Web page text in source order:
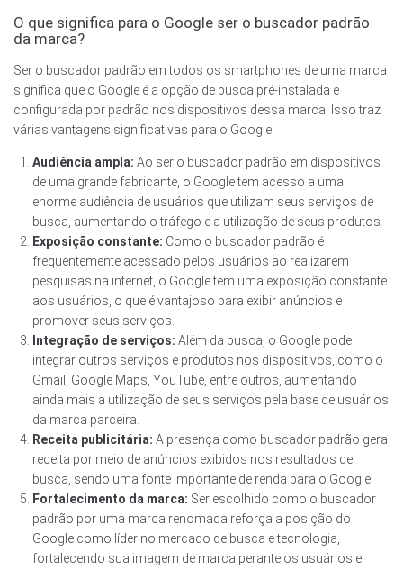
O que significa para o Google ser o buscador padrão
da marca?
Ser o buscador padrão em todos os smartphones de uma marca
significa que o Google é a opção de busca pré-instalada e
configurada por padrão nos dispositivos dessa marca. Isso traz
várias vantagens significativas para o Google:
Audiência ampla: Ao ser o buscador padrão em dispositivos
de uma grande fabricante, o Google tem acesso a uma
enorme audiência de usuários que utilizam seus serviços de
busca, aumentando o tráfego e a utilização de seus produtos.
Exposição constante: Como o buscador padrão é
frequentemente acessado pelos usuários ao realizarem
pesquisas na internet, o Google tem uma exposição constante
aos usuários, o que é vantajoso para exibir anúncios e
promover seus serviços.
Integração de serviços: Além da busca, o Google pode
integrar outros serviços e produtos nos dispositivos, como o
Gmail, Google Maps, YouTube, entre outros, aumentando
ainda mais a utilização de seus serviços pela base de usuários
da marca parceira.
Receita publicitária: A presença como buscador padrão gera
receita por meio de anúncios exibidos nos resultados de
busca, sendo uma fonte importante de renda para o Google.
Fortalecimento da marca: Ser escolhido como o buscador
padrão por uma marca renomada reforça a posição do
Google como líder no mercado de busca e tecnologia,
fortalecendo sua imagem de marca perante os usuários e